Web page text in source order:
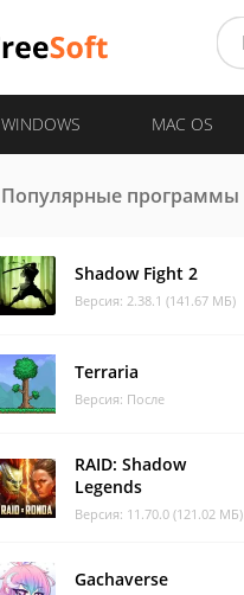
WINDOWS MAC OS
Популярные программы
Shadow Fight 2
Версия: 2.38.1 (141.67 МБ)
Terraria
Версия: После
RAID: Shadow
Legends
Версия: 11.70.0 (121.02 МБ)
Gachaverse